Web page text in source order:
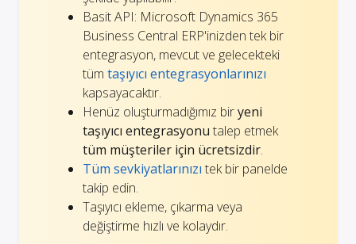
Basit API: Microsoft Dynamics 365
Business Central ERP'inizden tek bir
entegrasyon, mevcut ve gelecekteki
tüm taşıyıcı entegrasyonlarınızı
kapsayacaktır.
Henüz oluşturmadığımız biryeni
taşıyıcı entegrasyonu talep etmek
tüm müşteriler için ücretsizdir.
Tüm sevkiyatlarınızı tek bir panelde
takip edin.
Taşıyıcı ekleme, çıkarma veya
değiştirme hızlı ve kolaydır.